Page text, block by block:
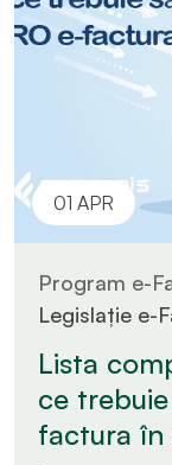
01 APR
Program e-
Legislație e-
Lista
ce
factura în